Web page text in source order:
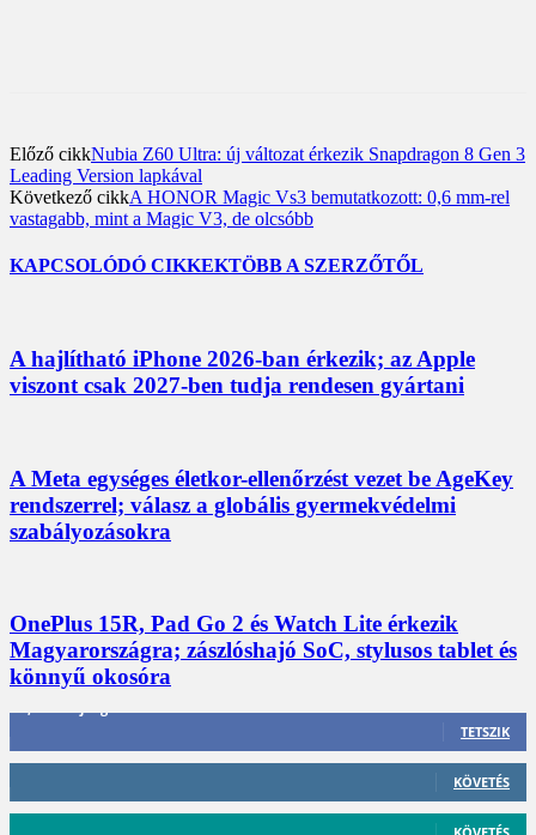
Előző cikkNubia Z60 Ultra: új változat érkezik Snapdragon 8 Gen 3
Leading Version lapkával
Következő cikkA HONOR Magic Vs3 bemutatkozott: 0,6 mm-rel
vastagabb, mint a Magic V3, de olcsóbb
KAPCSOLÓDÓ CIKKEKTÖBB A SZERZŐTŐL
A hajlítható iPhone 2026-ban érkezik; az Apple
viszont csak 2027-ben tudja rendesen gyártani
A Meta egységes életkor-ellenőrzést vezet be AgeKey
rendszerrel; válasz a globális gyermekvédelmi
szabályozásokra
OnePlus 15R, Pad Go 2 és Watch Lite érkezik
Magyarországra; zászlóshajó SoC, stylusos tablet és
könnyű okosóra
TETSZIK
412 Követő
KÖVETÉS
59 Követő